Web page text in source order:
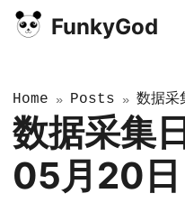
FunkyGod
Home » Posts » 数据采
数据采集
05月20日